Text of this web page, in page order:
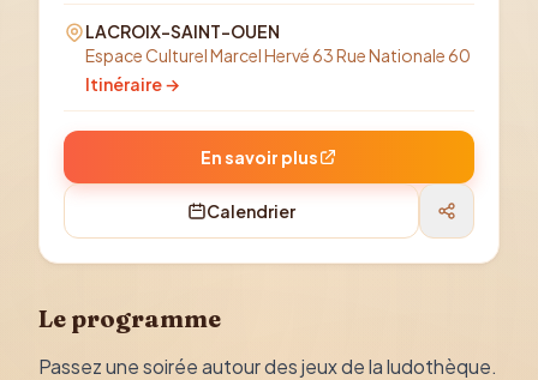
LACROIX-SAINT-OUEN
Espace Culturel Marcel Hervé 63 Rue Nationale 60
Itinéraire →
En savoir plus
Calendrier
Le programme
Passez une soirée autour des jeux de la ludothèque.